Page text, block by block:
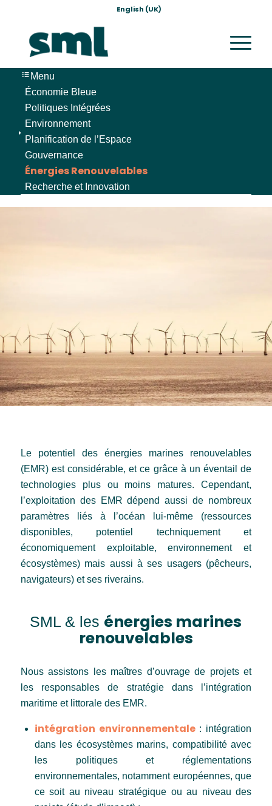
English (UK)
Menu
Économie Bleue
Politiques Intégrées
Environnement
Planification de l’Espace
Gouvernance
Énergies Renouvelables
Recherche et Innovation
de leurs projets
Le potentiel des énergies marines renouvelables
(EMR) est considérable, et ce grâce à un éventail de
technologies plus ou moins matures. Cependant,
l’exploitation des EMR dépend aussi de nombreux
paramètres liés à l’océan lui-même (ressources
disponibles, potentiel techniquement et
économiquement exploitable, environnement et
écosystèmes) mais aussi à ses usagers (pêcheurs,
navigateurs) et ses riverains.
SML & les énergies marines
renouvelables
Nous assistons les maîtres d’ouvrage de projets et
les responsables de stratégie dans l’intégration
maritime et littorale des EMR.
intégration environnementale: intégration
dans les écosystèmes marins, compatibilité avec
les politiques et réglementations
environnementales, notamment européennes, que
ce soit au niveau stratégique ou au niveau des